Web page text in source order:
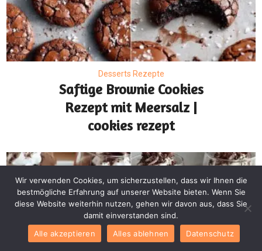
Desserts Rezepte
Saftige Brownie Cookies
Rezept mit Meersalz |
cookies rezept
Wir verwenden Cookies, um sicherzustellen, dass wir Ihnen die
bestmögliche Erfahrung auf unserer Website bieten. Wenn Sie
diese Website weiterhin nutzen, gehen wir davon aus, dass Sie
damit einverstanden sind.
Alle akzeptieren
Alles ablehnen Datenschutz